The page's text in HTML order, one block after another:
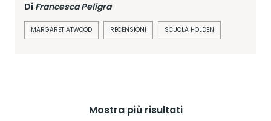
Di Francesca Peligra
MARGARET ATWOOD RECENSIONI SCUOLA HOLDEN
Mostra più risultati